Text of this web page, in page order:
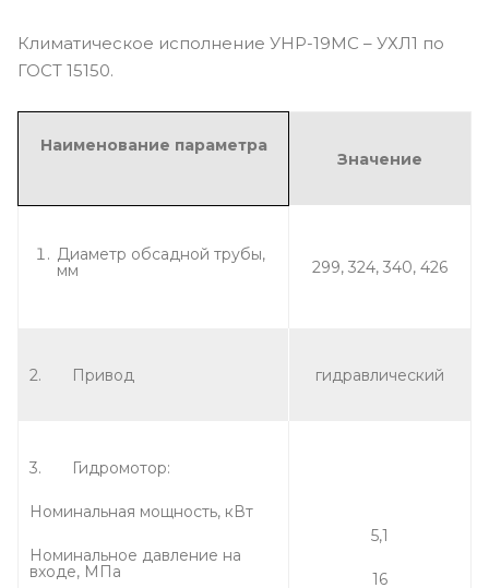
Климатическое исполнение УНР-19МС – УХЛ1 по
ГОСТ 15150.
Наименование параметра
Значение
Диаметр обсадной трубы,
мм
299, 324, 340, 426
2. Привод гидравлический
3. Гидромотор:
Номинальная мощность, кВт
Номинальное давление на
входе, МПа
5,1
16